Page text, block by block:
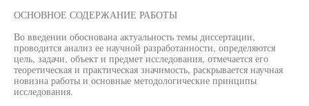
ОСНОВНОЕ СОДЕРЖАНИЕ РАБОТЫ
Во введении обоснована актуальность темы диссертации,
проводится анализ ее научной разработанности, определяются
цель, задачи, объект и предмет исследования, отмечается его
теоретическая и практическая значимость, раскрывается научная
новизна работы и основные методологические принципы
исследования.